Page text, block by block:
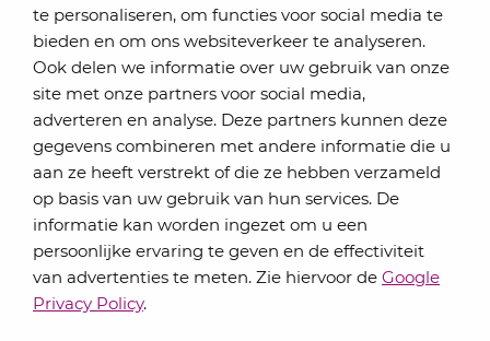
te personaliseren, om functies voor social media te
bieden en om ons websiteverkeer te analyseren.
Ook delen we informatie over uw gebruik van onze
site met onze partners voor social media,
adverteren en analyse. Deze partners kunnen deze
gegevens combineren met andere informatie die u
aan ze heeft verstrekt of die ze hebben verzameld
op basis van uw gebruik van hun services. De
informatie kan worden ingezet om u een
persoonlijke ervaring te geven en de effectiviteit
van advertenties te meten. Zie hiervoor de Google
Privacy Policy.
Schrijf je in voor onze nieuwsbrief
Elke maand bundelen de adviseurs van Lansigt in
de eSigt het nieuws.
Jouw emailadres
Inschrijven